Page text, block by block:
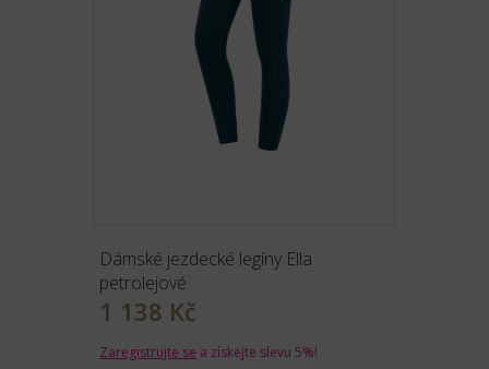
Dámské jezdecké legíny Ella
petrolejové
1 138 Kč
Zaregistrujte se a získejte slevu 5%!